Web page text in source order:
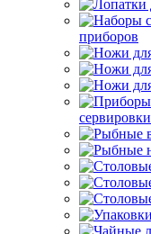
приборов
сервировки